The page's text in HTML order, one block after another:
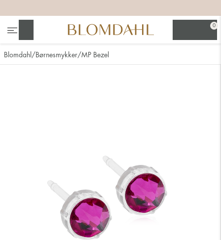
0
Blomdahl Børnesmykker MP Bezel